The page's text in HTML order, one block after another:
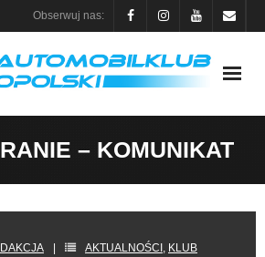
Obserwuj nas:
– KOMUNIKAT
AKTUALNOŚCI , KLUB